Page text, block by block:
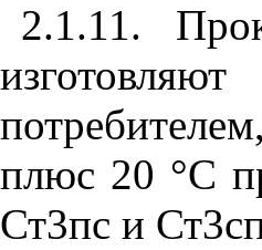
2.1.11.
плюс 20 °С
Ст3пс и